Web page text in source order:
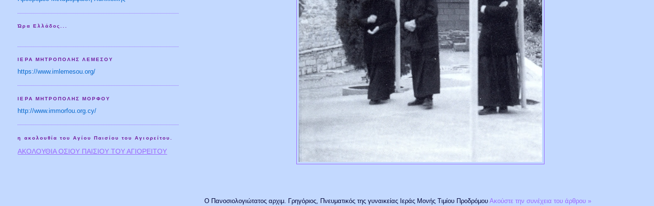
Ο Πανοσιολογιώτατος αρχιμ. Γρηγόριος, Πνευματικός της γυναικείας Ιεράς Μονής Τιμίου ΠροδρόμουΑκούστε την συνέχεια του άρθρου »
Ώρα Ελλάδος...
ΙΕΡΑ ΜΗΤΡΟΠΟΛΗΣ ΛΕΜΕΣΟΥ
https://www.imlemesou.org/
ΙΕΡΑ ΜΗΤΡΟΠΟΛΗΣ ΜΟΡΦΟΥ
http://www.immorfou.org.cy/
η ακολουθία του Αγίου Παισίου του Αγιορείτου.
ΑΚΟΛΟΥΘΙΑ ΟΣΙΟΥ ΠΑΙΣΙΟΥ ΤΟΥ ΑΓΙΟΡΕΙΤΟΥ